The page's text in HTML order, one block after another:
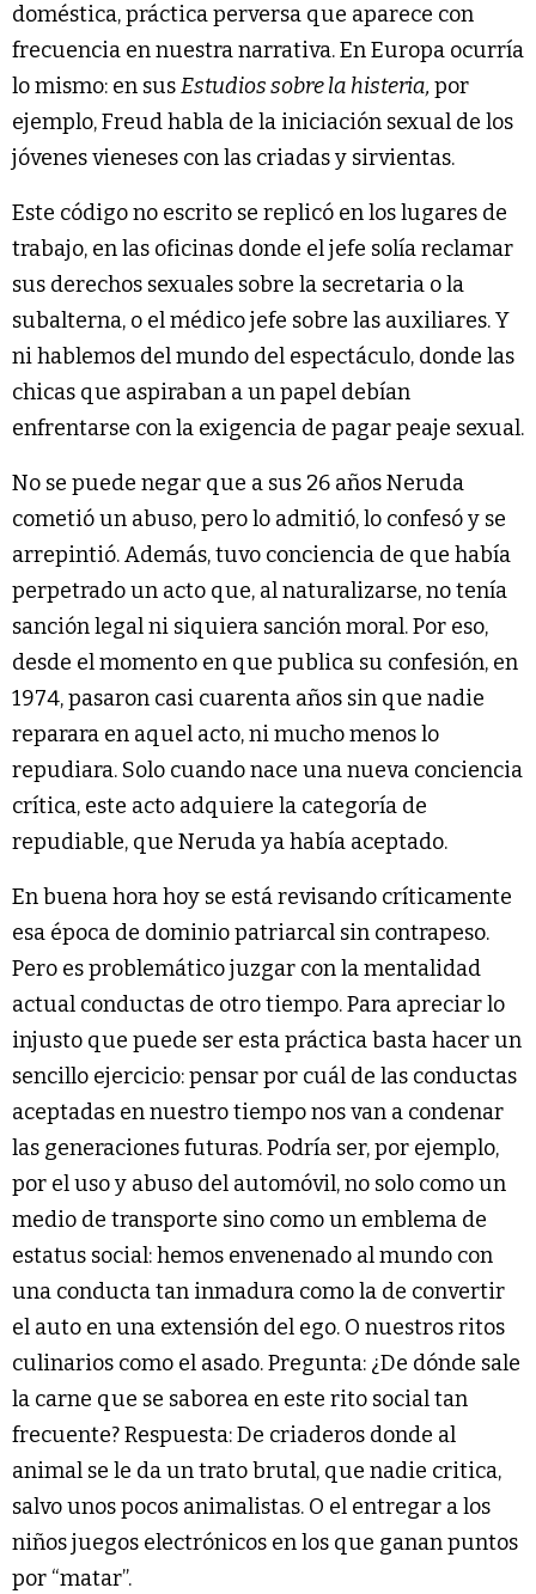
doméstica, práctica perversa que aparece con
frecuencia en nuestra narrativa. En Europa ocurría
lo mismo: en susEstudios sobre la histeria, por
ejemplo, Freud habla de la iniciación sexual de los
jóvenes vieneses con las criadas y sirvientas.
Este código no escrito se replicó en los lugares de
trabajo, en las oficinas donde el jefe solía reclamar
sus derechos sexuales sobre la secretaria o la
subalterna, o el médico jefe sobre las auxiliares. Y
ni hablemos del mundo del espectáculo, donde las
chicas que aspiraban a un papel debían
enfrentarse con la exigencia de pagar peaje sexual.
No se puede negar que a sus 26 años Neruda
cometió un abuso, pero lo admitió, lo confesó y se
arrepintió. Además, tuvo conciencia de que había
perpetrado un acto que, al naturalizarse, no tenía
sanción legal ni siquiera sanción moral. Por eso,
desde el momento en que publica su confesión, en
1974, pasaron casi cuarenta años sin que nadie
reparara en aquel acto, ni mucho menos lo
repudiara. Solo cuando nace una nueva conciencia
crítica, este acto adquiere la categoría de
repudiable, que Neruda ya había aceptado.
En buena hora hoy se está revisando críticamente
esa época de dominio patriarcal sin contrapeso.
Pero es problemático juzgar con la mentalidad
actual conductas de otro tiempo. Para apreciar lo
injusto que puede ser esta práctica basta hacer un
sencillo ejercicio: pensar por cuál de las conductas
aceptadas en nuestro tiempo nos van a condenar
las generaciones futuras. Podría ser, por ejemplo,
por el uso y abuso del automóvil, no solo como un
medio de transporte sino como un emblema de
estatus social: hemos envenenado al mundo con
una conducta tan inmadura como la de convertir
el auto en una extensión del ego. O nuestros ritos
culinarios como el asado. Pregunta: ¿De dónde sale
la carne que se saborea en este rito social tan
frecuente? Respuesta: De criaderos donde al
animal se le da un trato brutal, que nadie critica,
salvo unos pocos animalistas. O el entregar a los
niños juegos electrónicos en los que ganan puntos
por “matar”.